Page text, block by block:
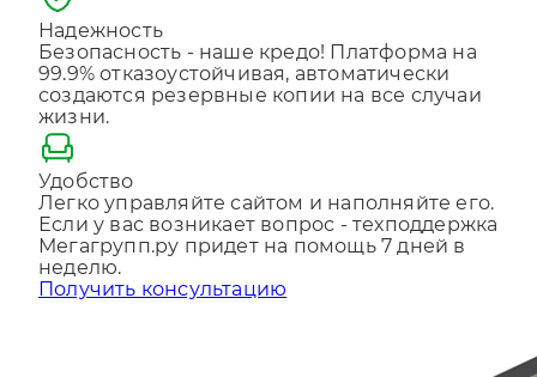
Надежность
Безопасность - наше кредо! Платформа на
99.9% отказоустойчивая, автоматически
создаются резервные копии на все случаи
жизни.
Удобство
Легко управляйте сайтом и наполняйте его.
Если у вас возникает вопрос - техподдержка
Мегагрупп.ру придет на помощь 7 дней в
неделю.
Отправляя форму, Вы принимаете
конфиденциальности